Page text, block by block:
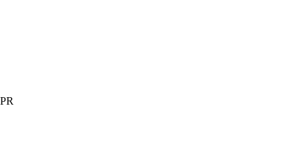
PR